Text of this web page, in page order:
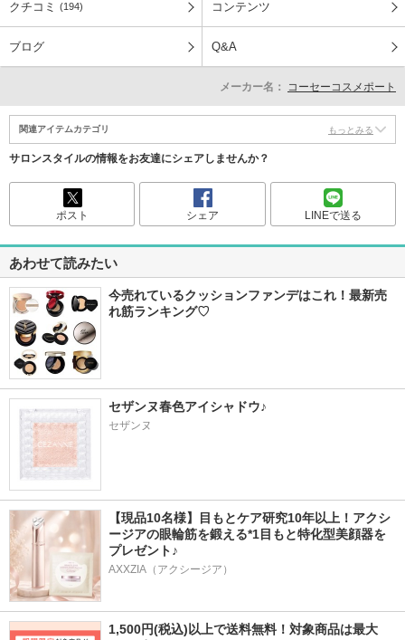
クチコミ (194) コンテンツ
ブログ Q&A
メーカー名： コーセーコスメポート
関連アイテムカテゴリ もっとみる
サロンスタイルの情報をお友達にシェアしませんか？
ポスト シェア LINEで送る
あわせて読みたい
今売れているクッションファンデはこれ！最新売
れ筋ランキング♡
セザンヌ春色アイシャドウ♪
セザンヌ
【現品10名様】目もとケア研究10年以上！アクシ
ージアの眼輪筋を鍛える*1目もと特化型美顔器を
プレゼント♪
AXXZIA（アクシージア）
1,500円(税込)以上で送料無料！対象商品は最大